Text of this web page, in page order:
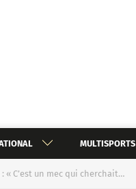
MULTISPORTS
« C’est un mec qui cherchait…